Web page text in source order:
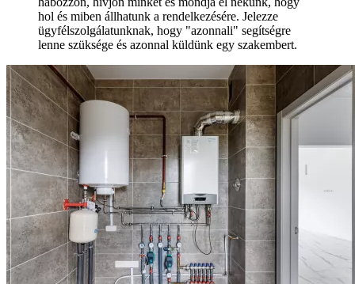
hol és miben állhatunk a rendelkezésére. Jelezze
ügyfélszolgálatunknak, hogy "azonnali" segítségre
lenne szüksége és azonnal küldünk egy szakembert.